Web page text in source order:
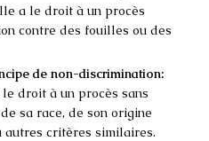
a le droit à un procès
contre des fouilles ou des
de non-discrimination:
droit à un procès sans
sa race, de son origine
autres critères similaires.